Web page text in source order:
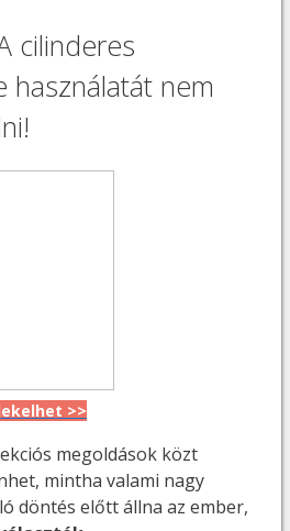
cilinderes
használatát nem
>>
megoldások közt
mintha valami nagy
döntés előtt állna az ember,